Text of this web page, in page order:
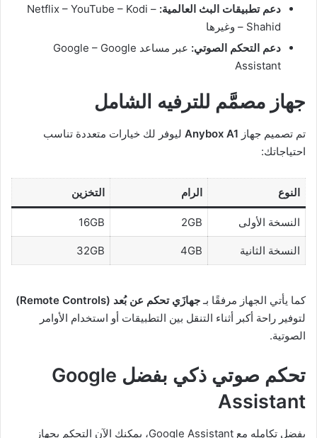
دعم تطبيقات البث العالمية: Netflix – YouTube – Kodi –
Shahid – وغيرها
دعم التحكم الصوتي:
عبر مساعد Google – Google
Assistant
جهاز مصمَّم للترفيه الشامل
تم تصميم جهاز Anybox A1 ليوفر لك خيارات متعددة تناسب
احتياجاتك:
النوع الرام التخزين
النسخة الأولى 2GB
16GB
النسخة الثانية 4GB
32GB
كما يأتي الجهاز مرفقًا بـجهازَي تحكم عن بُعد (Remote Controls)
لتوفير راحة أكبر أثناء التنقل بين التطبيقات أو استخدام الأوامر
الصوتية.
تحكم صوتي ذكي بفضل Google
Assistant
بفضل تكامله مع Google Assistant، يمكنك الآن التحكم بجهاز